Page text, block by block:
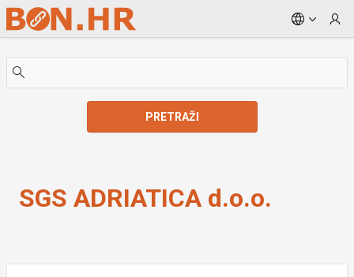
Skip to Main Content
PRETRAŽI
SGS ADRIATICA d.o.o.